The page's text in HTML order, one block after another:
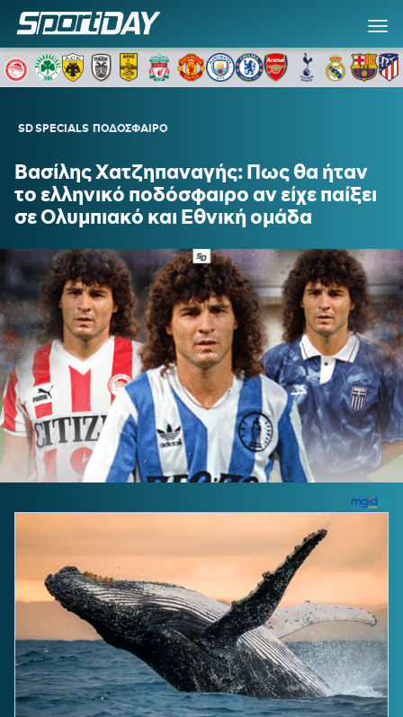
SD SPECIALS ΠΟΔΟΣΦΑΙΡΟ
Βασίλης Χατζηπαναγής: Πως θα ήταν
το ελληνικό ποδόσφαιρο αν είχε παίξει
σε Ολυμπιακό και Εθνική ομάδα